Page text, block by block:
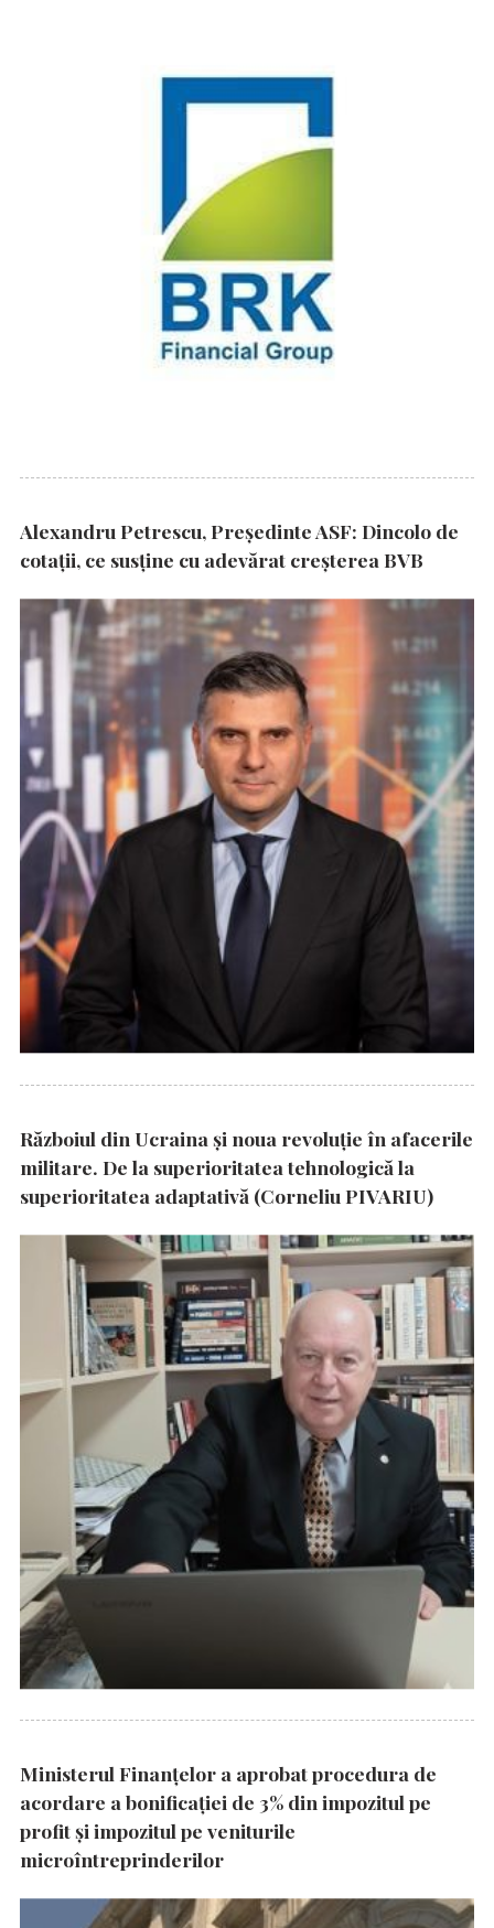
Alexandru Petrescu, Președinte ASF: Dincolo de
cotații, ce susține cu adevărat creșterea BVB
Războiul din Ucraina și noua revoluție în afacerile
militare. De la superioritatea tehnologică la
superioritatea adaptativă (Corneliu PIVARIU)
Ministerul Finanțelor a aprobat procedura de
acordare a bonificației de 3% din impozitul pe
profit și impozitul pe veniturile
microîntreprinderilor